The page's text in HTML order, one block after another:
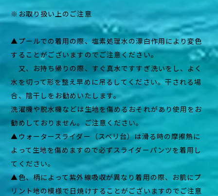
※お取り扱い上のご注意
▲プールでの着用の際、塩素処理水の漂白作用により変色
することがございますのでご注意ください。
又、お持ち帰りの際、すぐ真水ですすぎ洗いをし、よく
水を切って形を整え早めに吊るしてください。干される場
合、陰干しをお勧めいたします。
洗濯機や脱水機などは生地を傷めるおそれがあり使用をお
勧めしておりません。ご注意ください。
▲ウォータースライダー（スベリ台）は滑る時の摩擦熱に
よって生地を傷めますので必ずスライダーパンツを着用し
てください。
▲色、柄によって紫外線吸収が異なり着用の際、お肌にプ
リント地の模様で日焼けすることがございますのでご注意